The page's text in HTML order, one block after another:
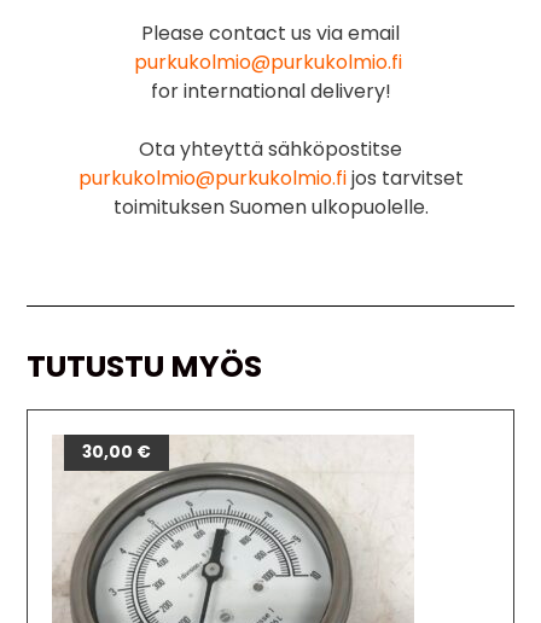
Please contact us via email
purkukolmio@purkukolmio.fi
for international delivery!
Ota yhteyttä sähköpostitse
purkukolmio@purkukolmio.fijos tarvitset
toimituksen Suomen ulkopuolelle.
TUTUSTU MYÖS
30,00 €